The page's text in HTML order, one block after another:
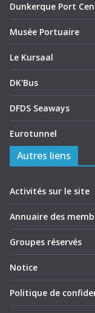
Dunkerque Port
Musée Portuaire
Le Kursaal
DK'Bus
DFDS Seaways
Eurotunnel
Autres liens
Activités sur le site
Annuaire des
Groupes réservés
Notice
Politique de